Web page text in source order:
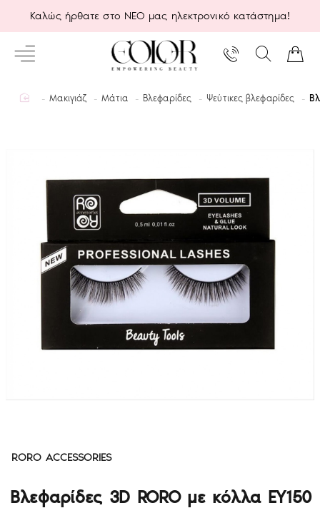
Καλώς ήρθατε στο ΝΕΟ μας ηλεκτρονικό κατάστημα!
homeΜακιγιάζ Μάτια Βλεφαρίδες Ψεύτικες βλεφαρίδες
RORO ACCESSORIES
Βλεφαρίδες 3D RORO με κόλλα EY150